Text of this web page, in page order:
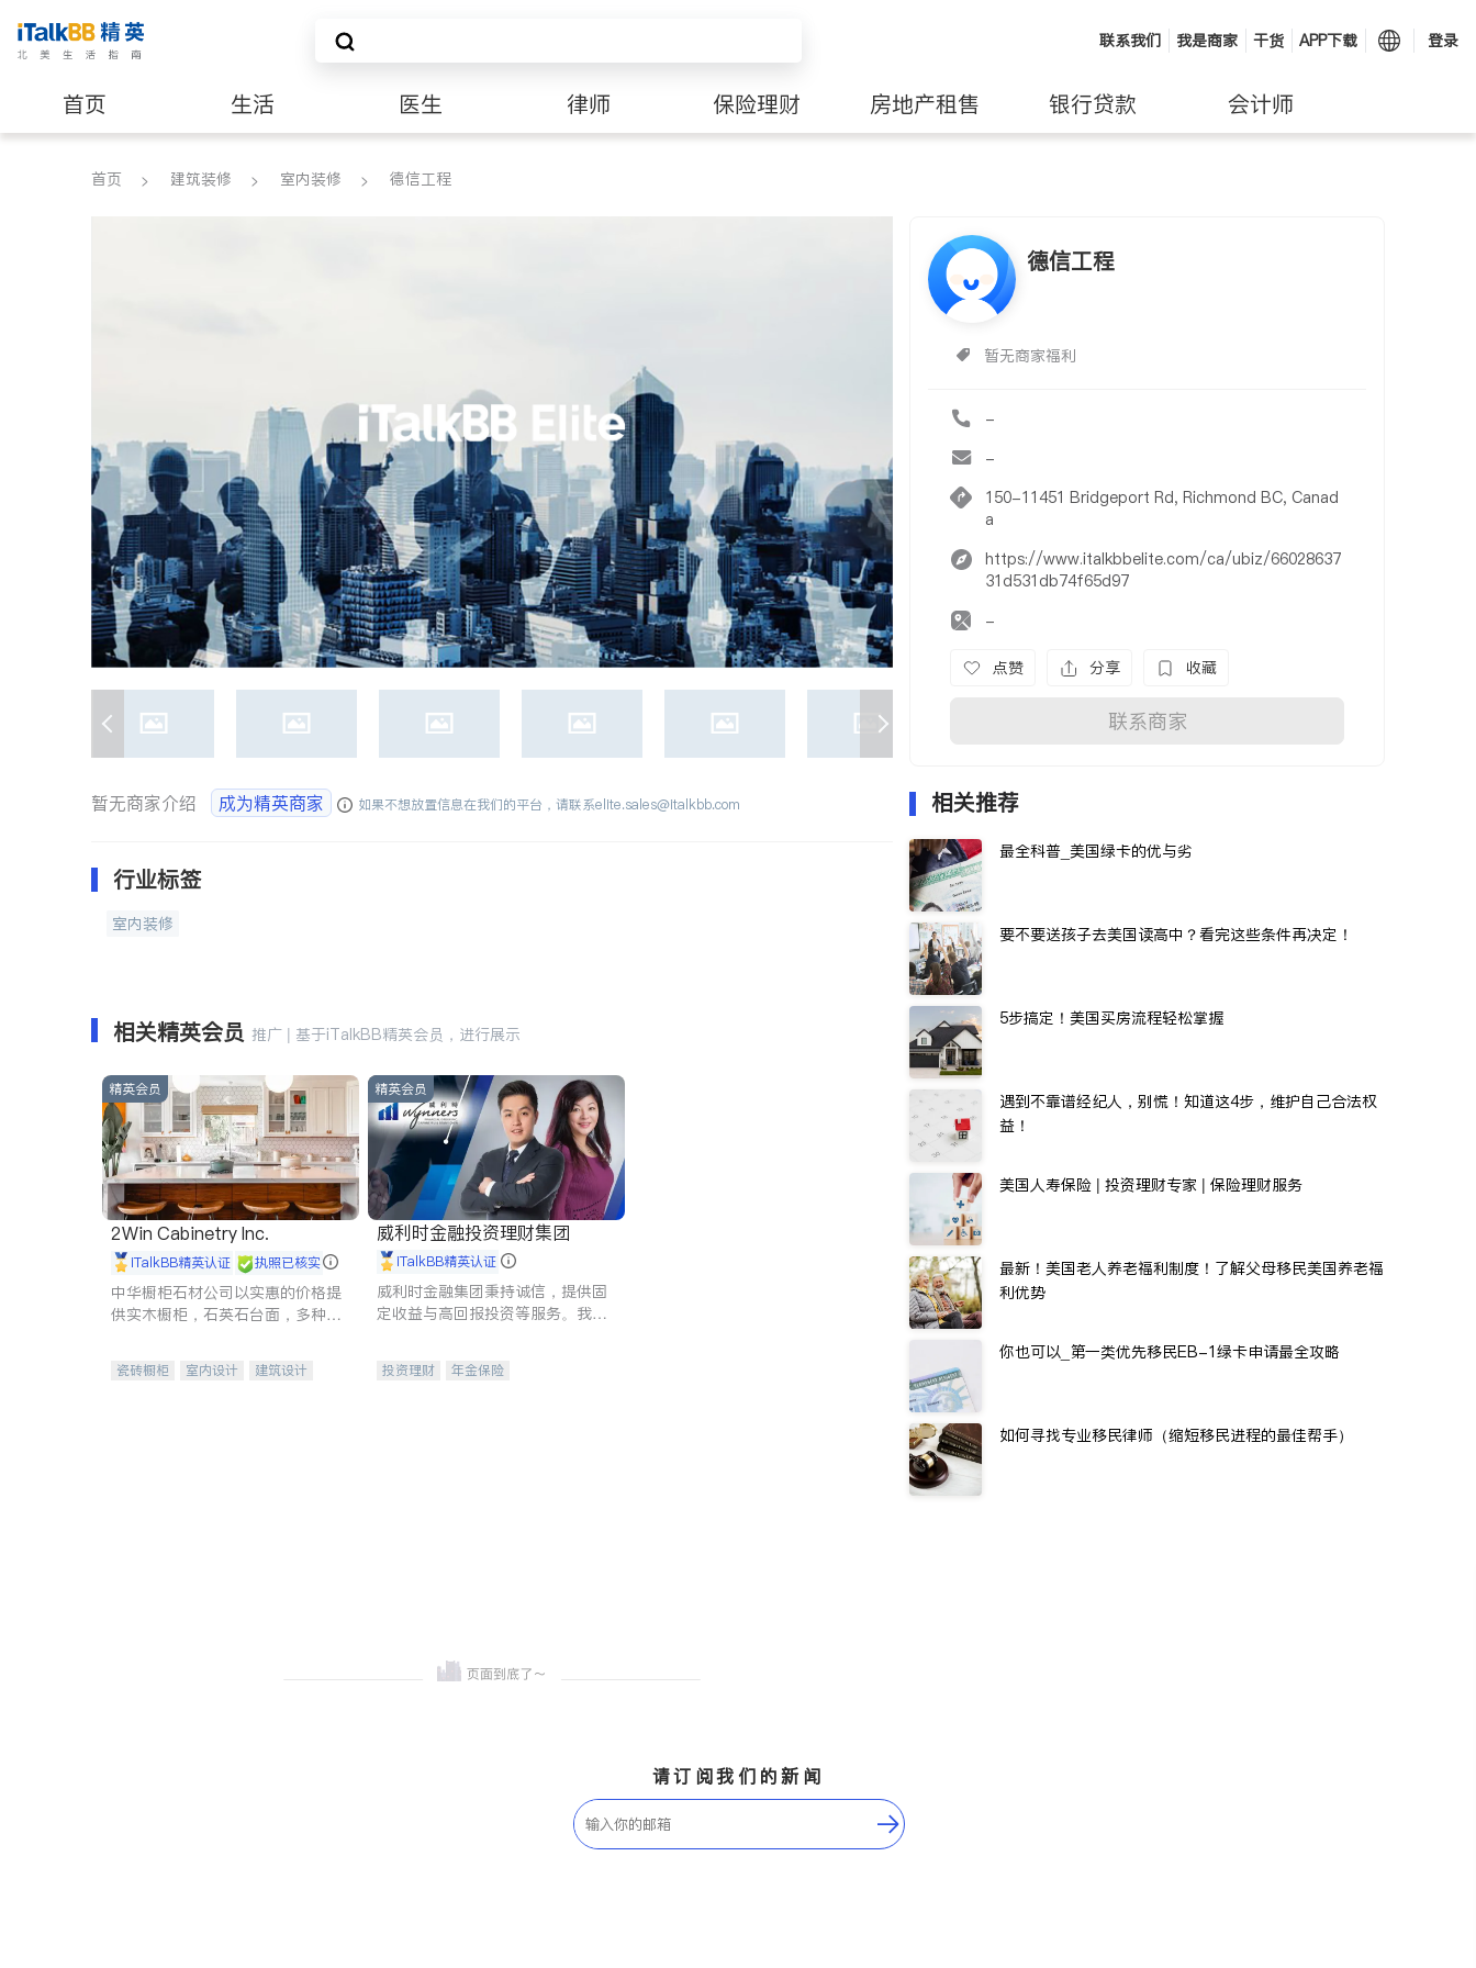
联系我们 我是商家 干货 APP下载 登录
首页 生活 医生 律师 保险理财 房地产租售 银行贷款 会计师
建筑装修
首页 建筑装修 室内装修 德信工程
德信工程
暂无商家福利
-
-
150-11451 Bridgeport Rd, Richmond BC, Canad
a
https://www.italkbbelite.com/ca/ubiz/66028637
31d531db74f65d97
-
点赞 分享 收藏
联系商家
暂无商家介绍 成为精英商家 如果不想放置信息在我们的平台，请联系elite.sales@italkbb.com
行业标签
室内装修
相关精英会员 推广 | 基于iTalkBB精英会员，进行展示
精英会员
2Win Cabinetry Inc.
iTalkBB精英认证 执照已核实
中华橱柜石材公司以实惠的价格提
供实木橱柜，石英石台面，多种优
瓷砖橱柜 室内设计
建筑设计
精英会员
威利时金融投资理财集团
iTalkBB精英认证
威利时金融集团秉持诚信，提供固
定收益与高回报投资等服务。我们
投资理财
年金保险
相关推荐
最全科普_美国绿卡的优与劣
要不要送孩子去美国读高中？看完这些条件再决定！
5步搞定！美国买房流程轻松掌握
遇到不靠谱经纪人，别慌！知道这4步，维护自己合法权
益！
美国人寿保险 | 投资理财专家 | 保险理财服务
最新！美国老人养老福利制度！了解父母移民美国养老福
利优势
你也可以_第一类优先移民EB-1绿卡申请最全攻略
如何寻找专业移民律师（缩短移民进程的最佳帮手）
请订阅我们的新闻